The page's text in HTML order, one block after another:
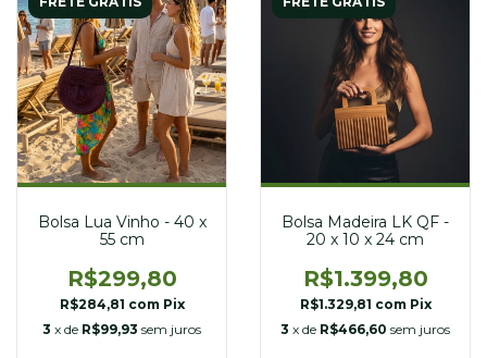
Bolsa Lua Vinho - 40 x
55 cm
R$299,80
R$284,81 com Pix
3 x de R$99,93 sem juros
Bolsa Madeira LK QF -
20 x 10 x 24 cm
R$1.399,80
R$1.329,81 com Pix
3 x de R$466,60 sem juros